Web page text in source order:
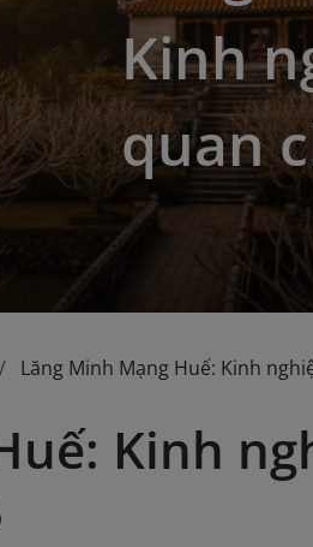
Kinh
quan
Lăng Minh Mạng Huế: Kinh
Kinh